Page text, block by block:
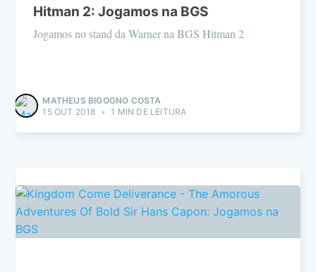
Hitman 2: Jogamos na BGS
Jogamos no stand da Warner na BGS Hitman 2
MATHEUS BIGOGNO COSTA
15 OUT 2018 • 1 MIN DE LEITURA